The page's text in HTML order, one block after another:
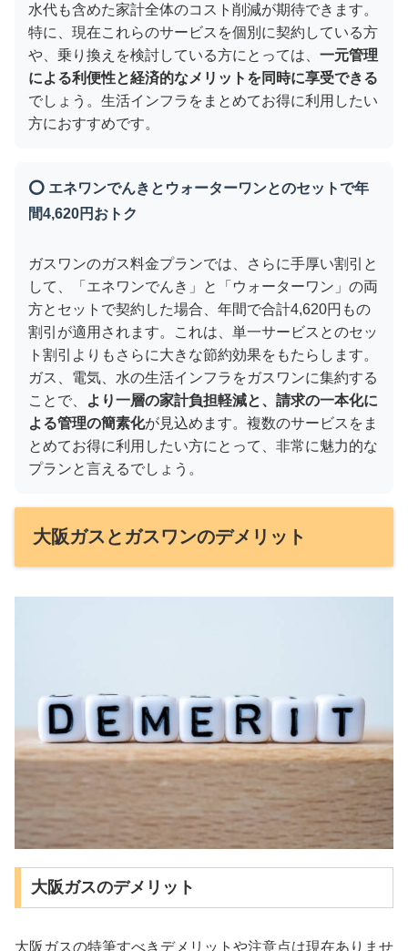
水代も含めた家計全体のコスト削減が期待できます。
特に、現在これらのサービスを個別に契約している方
や、乗り換えを検討している方にとっては、 一元管理
による利便性と経済的なメリットを同時に享受できる
でしょう。生活インフラをまとめてお得に利用したい
方におすすめです。
⭕ エネワンでんきとウォーターワンとのセットで年
間4,620円おトク
ガスワンのガス料金プランでは、さらに手厚い割引と
して、「エネワンでんき」と「ウォーターワン」の両
方とセットで契約した場合、年間で合計4,620円もの
割引が適用されます。これは、単一サービスとのセッ
ト割引よりもさらに大きな節約効果をもたらします。
ガス、電気、水の生活インフラをガスワンに集約する
ことで、
より一層の家計負担軽減と、請求の一本化に
よる管理の簡素化が見込めます。複数のサービスをま
とめてお得に利用したい方にとって、非常に魅力的な
プランと言えるでしょう。
大阪ガスとガスワンのデメリット
大阪ガスのデメリット
大阪ガスの特筆すべきデメリットや注意点は現在ありませ